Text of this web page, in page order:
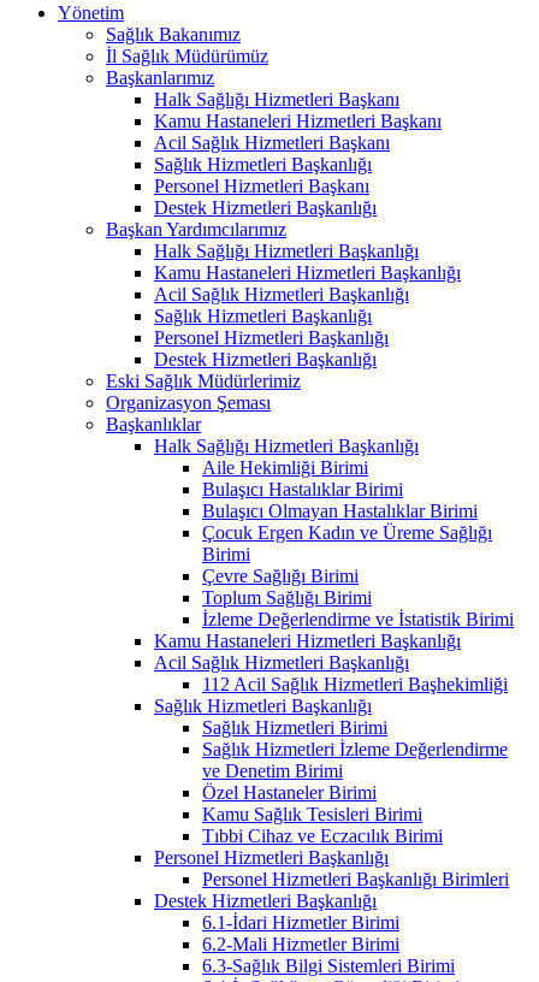
Yönetim
Sağlık Bakanımız
İl Sağlık Müdürümüz
Başkanlarımız
Halk Sağlığı Hizmetleri Başkanı
Kamu Hastaneleri Hizmetleri Başkanı
Acil Sağlık Hizmetleri Başkanı
Sağlık Hizmetleri Başkanlığı
Personel Hizmetleri Başkanı
Destek Hizmetleri Başkanlığı
Başkan Yardımcılarımız
Halk Sağlığı Hizmetleri Başkanlığı
Kamu Hastaneleri Hizmetleri Başkanlığı
Acil Sağlık Hizmetleri Başkanlığı
Sağlık Hizmetleri Başkanlığı
Personel Hizmetleri Başkanlığı
Destek Hizmetleri Başkanlığı
Eski Sağlık Müdürlerimiz
Organizasyon Şeması
Başkanlıklar
Halk Sağlığı Hizmetleri Başkanlığı
Aile Hekimliği Birimi
Bulaşıcı Hastalıklar Birimi
Bulaşıcı Olmayan Hastalıklar Birimi
Çocuk Ergen Kadın ve Üreme Sağlığı
Birimi
Çevre Sağlığı Birimi
Toplum Sağlığı Birimi
İzleme Değerlendirme ve İstatistik Birimi
Kamu Hastaneleri Hizmetleri Başkanlığı
Acil Sağlık Hizmetleri Başkanlığı
112 Acil Sağlık Hizmetleri Başhekimliği
Sağlık Hizmetleri Başkanlığı
Sağlık Hizmetleri Birimi
Sağlık Hizmetleri İzleme Değerlendirme
ve Denetim Birimi
Özel Hastaneler Birimi
Kamu Sağlık Tesisleri Birimi
Tıbbi Cihaz ve Eczacılık Birimi
Personel Hizmetleri Başkanlığı
Personel Hizmetleri Başkanlığı Birimleri
Destek Hizmetleri Başkanlığı
6.1-İdari Hizmetler Birimi
6.2-Mali Hizmetler Birimi
6.3-Sağlık Bilgi Sistemleri Birimi